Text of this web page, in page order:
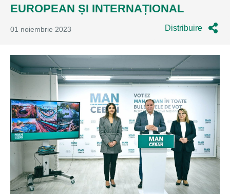
EUROPEAN ȘI INTERNAȚIONAL
01 noiembrie 2023 Distribuire